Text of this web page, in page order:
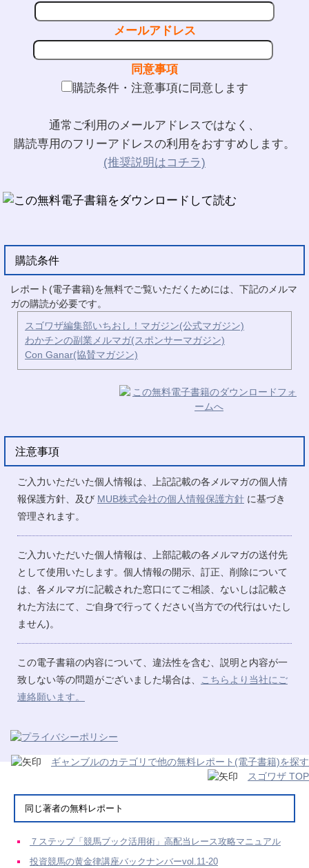
メールアドレス
同意事項
購読条件・注意事項に同意します
通常ご利用のメールアドレスではなく、
購読専用のフリーアドレスの利用をおすすめします。
(推奨説明はコチラ)
購読条件
レポート(電子書籍)を無料でご覧いただくためには、下記のメルマ
ガの購読が必要です。
スゴワザ編集部いちおし！マガジン(公式マガジン)
わかチンの副業メルマガ(スポンサーマガジン)
Con Ganar(協賛マガジン)
注意事項
ご入力いただいた個人情報は、上記記載の各メルマガの個人情
報保護方針、及び MUB株式会社の個人情報保護方針 に基づき
管理されます。
ご入力いただいた個人情報は、上部記載の各メルマガの送付先
として使用いたします。個人情報の開示、訂正、削除について
は、各メルマガに記載された窓口にてご相談、ないしは記載さ
れた方法にて、ご自身で行ってください(当方での代行はいたし
ません)。
この電子書籍の内容について、違法性を含む、説明と内容が一
致しない等の問題がございました場合は、
こちらより当社にご
連絡願います。
ギャンブルのカテゴリで他の無料レポート(電子書籍)を探す
スゴワザ TOP
同じ著者の無料レポート
７ステップ「競馬ブック活用術」高配当レース攻略マニュアル
投資競馬の黄金律講座バックナンバーvol.11-20